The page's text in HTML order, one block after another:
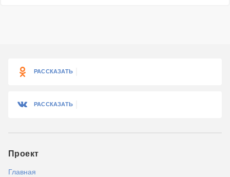
РАССКАЗАТЬ
РАССКАЗАТЬ
Проект
Главная